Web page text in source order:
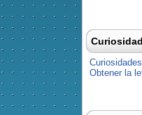
Obtener la